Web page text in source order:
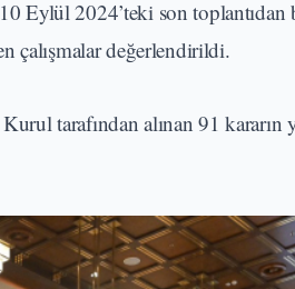
Eylül 2024’teki son
çalışmalar değerlendirildi.
tarafından alınan 91 kararın